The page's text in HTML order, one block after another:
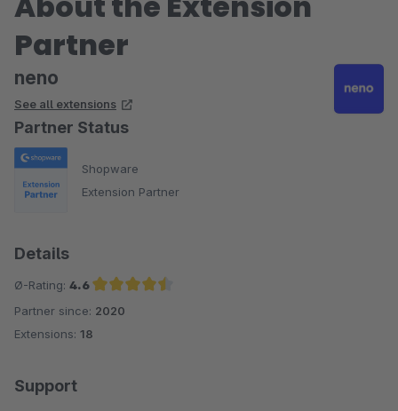
Partner
neno
See all extensions
Partner Status
Shopware
Extension Partner
Details
Ø-Rating: 4.6
Average rating of 4.6 out of 5 stars
Partner since: 2020
Extensions: 18
Support